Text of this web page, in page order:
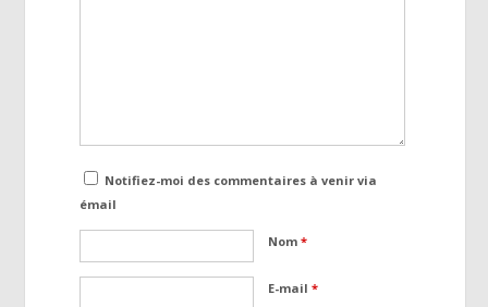
Notifiez-moi des commentaires à venir via
émail
Nom*
E-mail*